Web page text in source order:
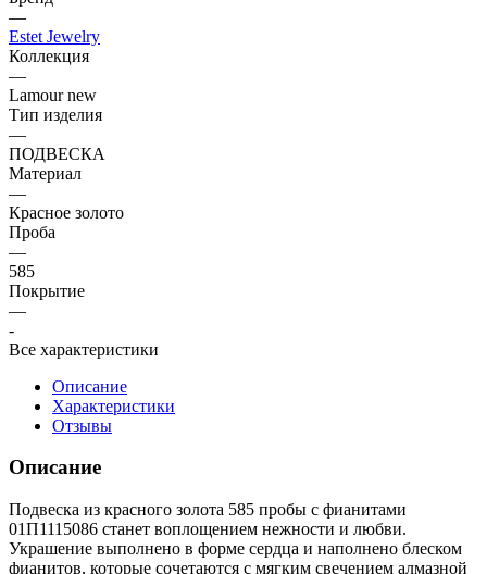
—
Estet Jewelry
Коллекция
—
Lamour new
Тип изделия
—
ПОДВЕСКА
Материал
—
Красное золото
Проба
—
585
Покрытие
—
-
Все характеристики
Описание
Характеристики
Отзывы
Описание
Подвеска из красного золота 585 пробы с фианитами
01П1115086 станет воплощением нежности и любви.
Украшение выполнено в форме сердца и наполнено блеском
фианитов, которые сочетаются с мягким свечением алмазной